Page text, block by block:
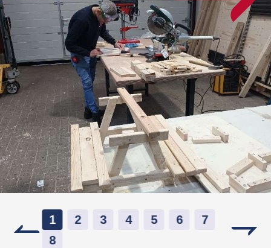
1 2 3 4 5 6
7
8